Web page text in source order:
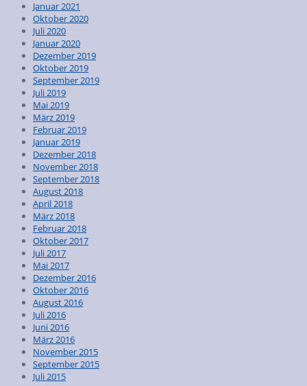
Januar 2021
Oktober 2020
Juli 2020
Januar 2020
Dezember 2019
Oktober 2019
September 2019
Juli 2019
Mai 2019
März 2019
Februar 2019
Januar 2019
Dezember 2018
November 2018
September 2018
August 2018
April 2018
März 2018
Februar 2018
Oktober 2017
Juli 2017
Mai 2017
Dezember 2016
Oktober 2016
August 2016
Juli 2016
Juni 2016
März 2016
November 2015
September 2015
Juli 2015